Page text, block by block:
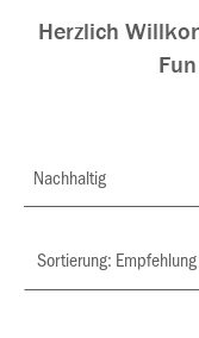
Herzlich
Nachhaltig